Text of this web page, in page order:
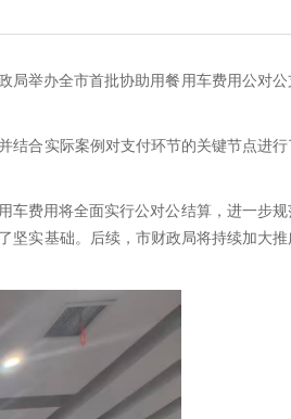
局举办全市首批协助用餐用车费用公对公
结合实际案例对支付环节的关键节点进行
车费用将全面实行公对公结算，进一步规
坚实基础。后续，市财政局将持续加大推